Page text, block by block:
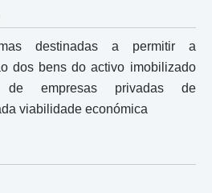
destinadas a permitir a
dos bens do activo imobilizado
de empresas privadas de
viabilidade económica